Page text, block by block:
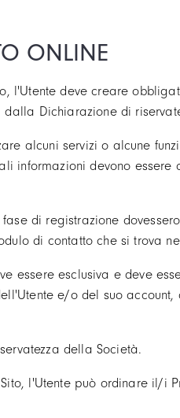
ONLINE
l'Utente deve creare
Dichiarazione di
alcuni servizi o alcune
informazioni devono
di registrazione
di contatto che si trova
essere esclusiva e deve
e/o del suo
della Società.
l'Utente può ordinare il/